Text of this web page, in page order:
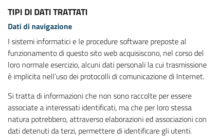
TIPI DI DATI TRATTATI
Dati di navigazione
I sistemi informatici e le procedure software preposte al
funzionamento di questo sito web acquisiscono, nel corso del
loro normale esercizio, alcuni dati personali la cui trasmissione
è implicita nell’uso dei protocolli di comunicazione di Internet.
Si tratta di informazioni che non sono raccolte per essere
associate a interessati identificati, ma che per loro stessa
natura potrebbero, attraverso elaborazioni ed associazioni con
dati detenuti da terzi, permettere di identificare gli utenti.